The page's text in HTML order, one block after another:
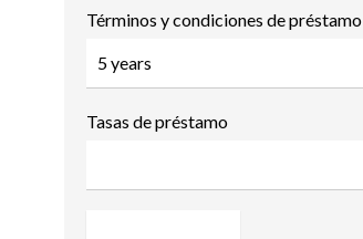
Términos y condiciones de préstamo
Tasas de préstamo